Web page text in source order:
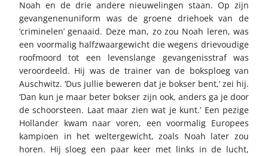
Noah en de drie andere nieuwelingen staan. Op zijn
gevangenenuniform was de groene driehoek van de
‘criminelen’ genaaid. Deze man, zo zou Noah leren, was
een voormalig halfzwaargewicht die wegens drievoudige
roofmoord tot een levenslange gevangenisstraf was
veroordeeld. Hij was de trainer van de boksploeg van
Auschwitz. ‘Dus jullie beweren dat je bokser bent,’ zei hij.
‘Dan kun je maar beter bokser zijn ook, anders ga je door
de schoorsteen. Laat maar zien wat je kunt.’ Een pezige
Hollander kwam naar voren, een voormalig Europees
kampioen in het weltergewicht, zoals Noah later zou
horen. Hij sloeg een paar keer met links in de lucht,